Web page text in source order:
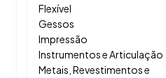
Flexível
Gessos
Impressão
Instrumentos e Articulação
Metais, Revestimentos e